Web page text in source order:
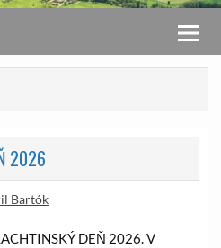
2026
Bartók
DEŇ 2026. V